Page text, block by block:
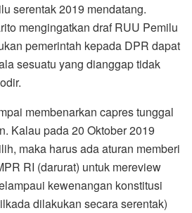
serentak 2019 mendatang.
mengingatkan draf RUU Pemilu
pemerintah kepada DPR dapat
sesuatu yang dianggap tidak
membenarkan capres tunggal
Kalau pada 20 Oktober 2019
maka harus ada aturan memberi
RI (darurat) untuk mereview
kewenangan konstitusi
dilakukan secara serentak)